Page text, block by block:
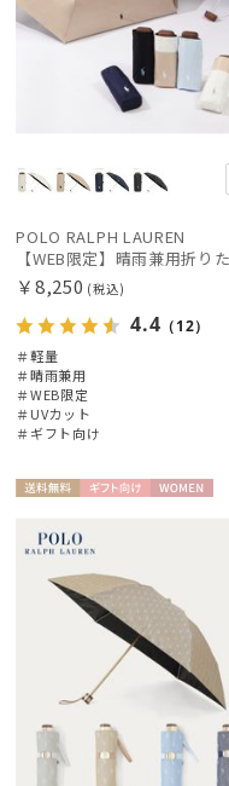
入荷状況
POLO RALPH LAUREN
￥8,250 (税込)
4.4 （12）
＃軽量
＃晴雨兼用
＃WEB限定
＃UVカット
＃ギフト向け
向け